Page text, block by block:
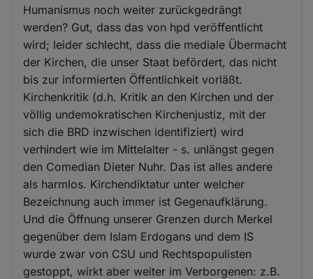
Humanismus noch weiter zurückgedrängt
werden? Gut, dass das von hpd veröffentlicht
wird; leider schlecht, dass die mediale Übermacht
der Kirchen, die unser Staat befördert, das nicht
bis zur informierten Öffentlichkeit vorläßt.
Kirchenkritik (d.h. Kritik an den Kirchen und der
völlig undemokratischen Kirchenjustiz, mit der
sich die BRD inzwischen identifiziert) wird
verhindert wie im Mittelalter - s. unlängst gegen
den Comedian Dieter Nuhr. Das ist alles andere
als harmlos. Kirchendiktatur unter welcher
Bezeichnung auch immer ist Gegenaufklärung.
Und die Öffnung unserer Grenzen durch Merkel
gegenüber dem Islam Erdogans und dem IS
wurde zwar von CSU und Rechtspopulisten
gestoppt, wirkt aber weiter im Verborgenen: z.B.